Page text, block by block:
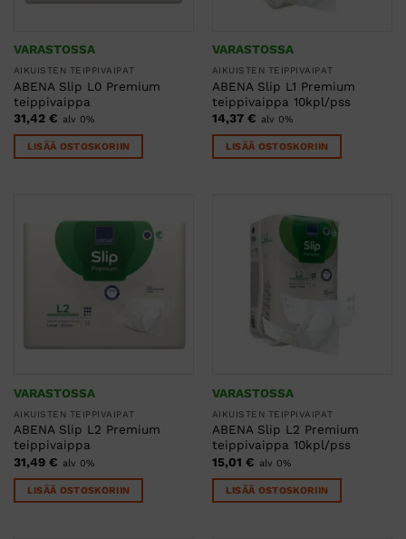
VARASTOSSA
AIKUISTEN TEIPPIVAIPAT
ABENA Slip L0 Premium
teippivaippa
31,42 € alv 0%
LISÄÄ OSTOSKORIIN
VARASTOSSA
AIKUISTEN TEIPPIVAIPAT
ABENA Slip L1 Premium
teippivaippa 10kpl/pss
14,37 € alv 0%
LISÄÄ OSTOSKORIIN
VARASTOSSA
AIKUISTEN TEIPPIVAIPAT
ABENA Slip L2 Premium
teippivaippa
31,49 € alv 0%
LISÄÄ OSTOSKORIIN
VARASTOSSA
AIKUISTEN TEIPPIVAIPAT
ABENA Slip L2 Premium
teippivaippa 10kpl/pss
15,01 € alv 0%
LISÄÄ OSTOSKORIIN